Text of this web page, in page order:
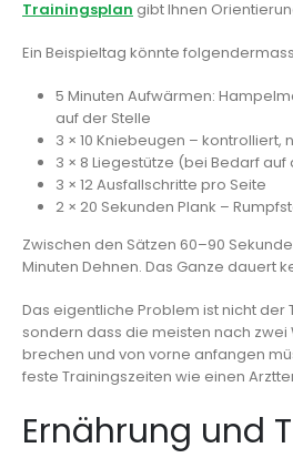
Trainingsplan gibt Ihnen
Ein Beispieltag könnte
5 Minuten Aufwärmen:
auf der Stelle
3 × 10 Kniebeugen – kontrolliert,
3 × 8 Liegestütze (bei Bedarf auf
3 × 12 Ausfallschritte pro Seite
2 × 20 Sekunden Plank –
Zwischen den Sätzen 60–90
Minuten Dehnen. Das Ganze dauert
Das eigentliche Problem ist nicht der
sondern dass die meisten nach zwei
brechen und von vorne anfangen
feste Trainingszeiten wie einen
Ernährung und